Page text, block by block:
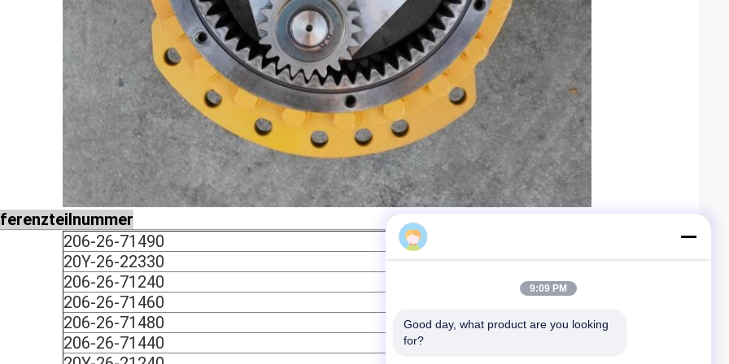
206-26-71490
Rechtsmittel
20Y-26-22330
Lager
206-26-71240
206-26-71460
206-26-71480
- Ich weiß nicht.
206-26-71440
Ausrüstung
9:09 PM
Good day, what product are you looking
for?